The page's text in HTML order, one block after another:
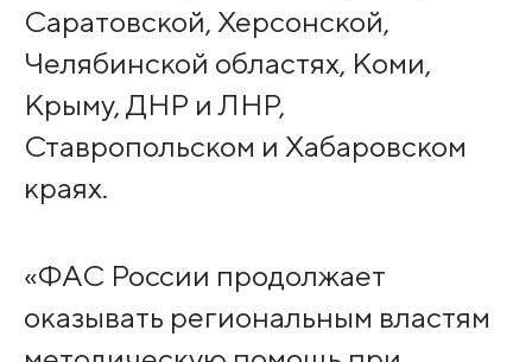
Саратовской, Херсонской,
Челябинской областях, Коми,
Крыму, ДНР и ЛНР,
Ставропольском и Хабаровском
краях.
«ФАС России продолжает
оказывать региональным властям